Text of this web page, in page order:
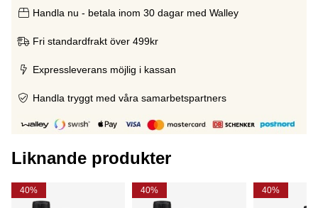
Handla nu - betala inom 30 dagar med Walley
Fri standardfrakt över 499kr
Expressleverans möjlig i kassan
Handla tryggt med våra samarbetspartners
Liknande produkter
40% 40% 40%